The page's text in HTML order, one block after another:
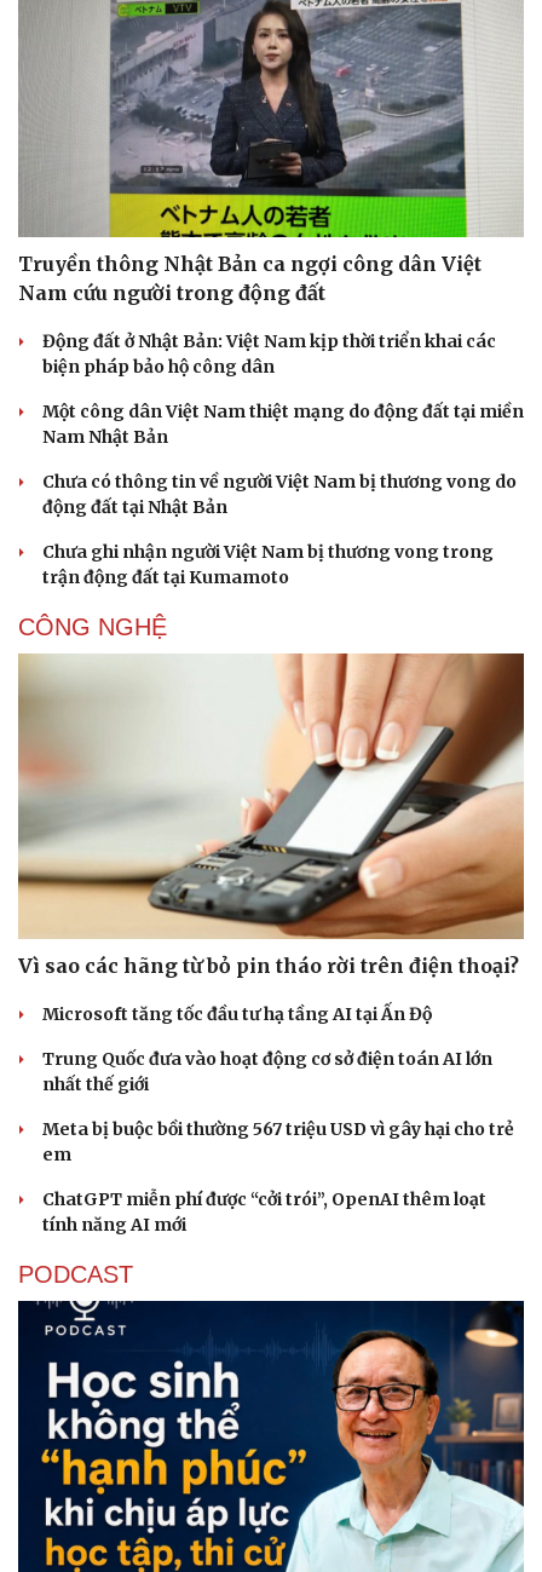
Sức khỏe
Dinh dưỡng - món ngon
Cây thuốc
Nhi khoa
Nam khoa
Phòng mạch online
Ăn sạch sống khỏe
Nhà đẹp
Truyền thông Nhật Bản ca ngợi công dân Việt
Nam cứu người trong động đất
Động đất ở Nhật Bản: Việt Nam kịp thời triển khai các
biện pháp bảo hộ công dân
Một công dân Việt Nam thiệt mạng do động đất tại miền
Nam Nhật Bản
Chưa có thông tin về người Việt Nam bị thương vong do
động đất tại Nhật Bản
Chưa ghi nhận người Việt Nam bị thương vong trong
trận động đất tại Kumamoto
CÔNG NGHỆ
Vì sao các hãng từ bỏ pin tháo rời trên điện thoại?
Microsoft tăng tốc đầu tư hạ tầng AI tại Ấn Độ
Trung Quốc đưa vào hoạt động cơ sở điện toán AI lớn
nhất thế giới
Meta bị buộc bồi thường 567 triệu USD vì gây hại cho trẻ
em
ChatGPT miễn phí được “cởi trói”, OpenAI thêm loạt
tính năng AI mới
PODCAST